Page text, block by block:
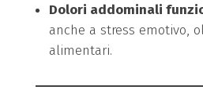
Dolori addominali
anche a stress emotivo,
alimentari.